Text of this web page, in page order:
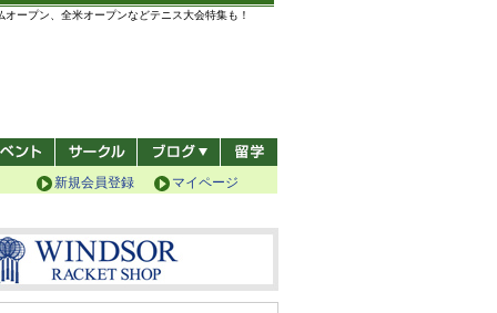
ープン、全米オープンなどテニス大会特集も！
マイページ
新規会員登録